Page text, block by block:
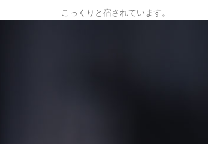
こっくりと宿されています。